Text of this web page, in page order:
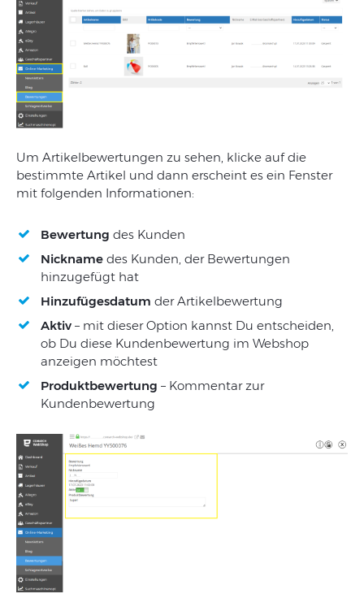
Um Artikelbewertungen zu sehen, klicke auf die
bestimmte Artikel und dann erscheint es ein Fenster
mit folgenden Informationen:
Bewertung des Kunden
Nickname des Kunden, der Bewertungen
hinzugefügt hat
Hinzufügesdatum der Artikelbewertung
Aktiv – mit dieser Option kannst Du entscheiden,
ob Du diese Kundenbewertung im Webshop
anzeigen möchtest
Produktbewertung – Kommentar zur
Kundenbewertung